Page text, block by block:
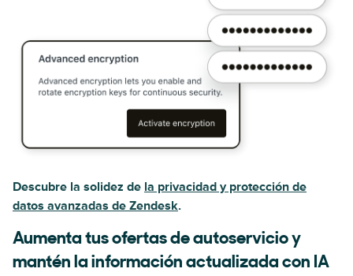
Descubre la solidez de la privacidad y protección de
datos avanzadas de Zendesk.
Aumenta tus ofertas de autoservicio y
mantén la información actualizada con IA